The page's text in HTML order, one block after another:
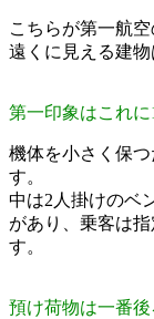
こちらが第一航空
遠くに見える建物
第一印象はこれ
機体を小さく保
す。
中は2人掛けのベ
があり、乗客は
す。
預け荷物は一番